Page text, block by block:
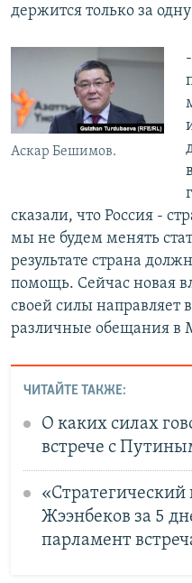
держится только за
Аскар Бешимов.
сказали, что Россия -
мы не будем менять
результате страна
помощь. Сейчас новая
своей силы направляет
различные обещания в
ЧИТАЙТЕ ТАКЖЕ:
О каких силах
встрече с
«Стратегический
Жээнбеков за 5
парламент